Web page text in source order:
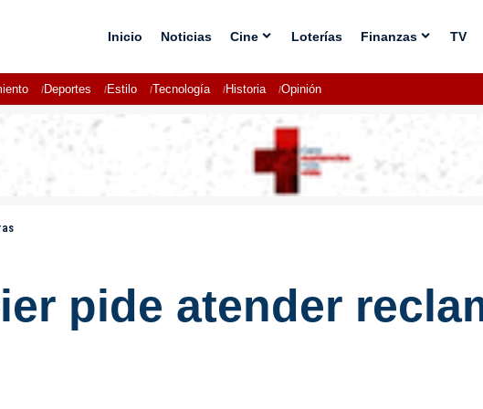
Inicio Noticias Cine Loterías Finanzas TV
Deportes Estilo Tecnología Historia Opinión
pide atender